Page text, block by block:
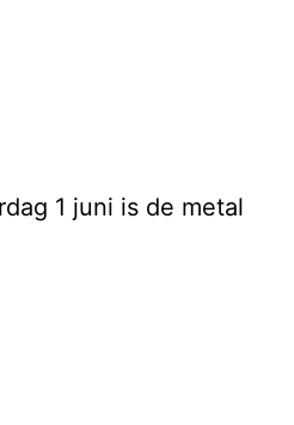
1 juni is de metal